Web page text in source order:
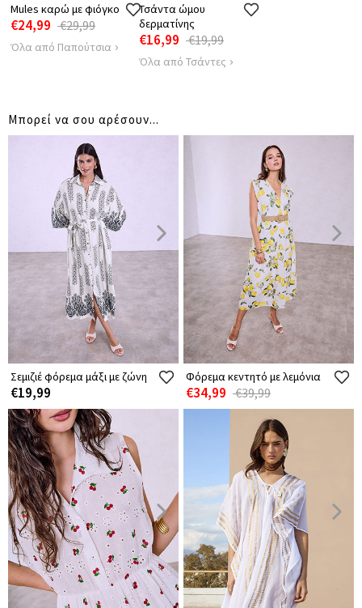
Mules καρώ με φιόγκο
€24,99 €29,99
Όλα από Παπούτσια
Τσάντα ώμου
δερματίνης
€16,99 €19,99
Όλα από Τσάντες
Μπορεί να σου αρέσουν...
Σεμιζιέ φόρεμα μάξι με ζώνη
€19,99
Φόρεμα κεντητό με λεμόνια
€34,99 €39,99